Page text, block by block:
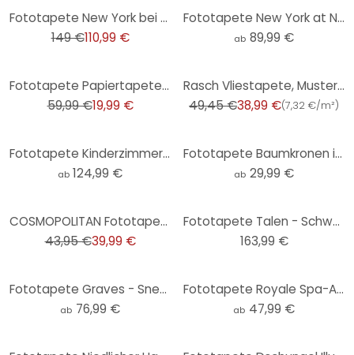
Fototapete New York bei Nacht - 432x260 cm
149 €110,99 €
Fototapete New York at Night 2 Panorama
ab 89,99 €
Fototapete Papiertapete Avalon - 366x254 cm
59,99 €19,99 €
Rasch Vliestapete, Mustertapete African Queen III schwarz-weiß
49,45 €38,99 €(7,32 €/m²)
Fototapete Kinderzimmer - Dschungel-Parade mit Tieren - Kikki Belle
ab 124,99 €
Fototapete Baumkronen im Himmel - Rund - Selbstklebend/Vlies
ab 29,99 €
COSMOPOLITAN Fototapete Kreise Schwarz Weiß moderne Used Look Vliestapete Creme
43,95 €39,99 €
Fototapete Talen - Schwarz-weißer Birkenwald - 432x260 cm
163,99 €
Fototapete Graves - Sneaky Cat
ab 76,99 €
Fototapete Royale Spa-Auszeit mit Leopard | Schwarz-weiß - Rahner
ab 47,99 €